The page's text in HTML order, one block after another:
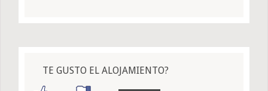
TE GUSTO EL ALOJAMIENTO?